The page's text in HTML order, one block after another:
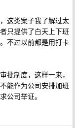
这类案子我了解过太
只提供了白天上下班
不过以前都是用打卡
批制度，这样一来，
能作为公司安排加班
公司举证。